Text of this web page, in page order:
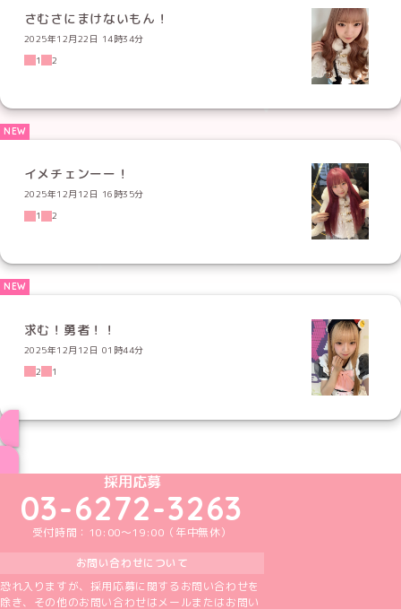
さむさにまけないもん！
2025年12月22日 14時34分
1
2
イメチェンーー！
2025年12月12日 16時35分
1
2
求む！勇者！！
2025年12月12日 01時44分
2
1
めいどりーみんTikTok公式アカウント
めいどりーみんX公式アカウント
めいどりーみんInstagram公式アカウント
めいどりーみんFacebook公式アカウン
めいどりーみんYouTube公式アカ
採用応募
03-6272-3263
受付時間：10:00～19:00（年中無休）
お問い合わせについて
恐れ入りますが、採用応募に関するお問い合わせを
除き、その他のお問い合わせはメールまたはお問い